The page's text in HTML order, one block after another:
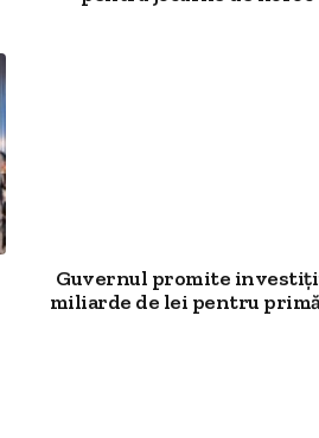
Guvernul promite
miliarde de lei pentru